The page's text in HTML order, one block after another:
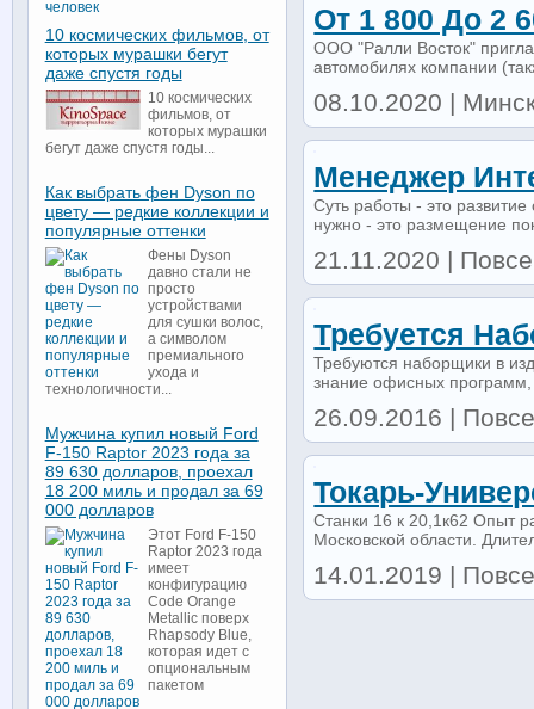
От 1 800 До 2
ООО "Ралли Восток"
автомобилях компании
08.10.2020 |
Менеджер
Суть работы - это
нужно - это размещение
21.11.2020 |
Требуется
Требуются наборщики в
знание офисных программ,
26.09.2016 |
Токарь-
Станки 16 к 20,1к62 Опыт
Московской области.
14.01.2019 |
10 космических фильмов, от
которых мурашки бегут
даже спустя годы
10 космических
фильмов, от
которых мурашки
бегут даже спустя годы...
Как выбрать фен Dyson по
цвету — редкие коллекции и
популярные оттенки
Фены Dyson
давно стали не
просто
устройствами
для сушки волос,
а символом
премиального
ухода и
технологичности...
Мужчина купил новый Ford
F-150 Raptor 2023 года за
89 630 долларов, проехал
18 200 миль и продал за 69
000 долларов
Этот Ford F-150
Raptor 2023 года
имеет
конфигурацию
Code Orange
Metallic поверх
Rhapsody Blue,
которая идет с
опциональным
пакетом